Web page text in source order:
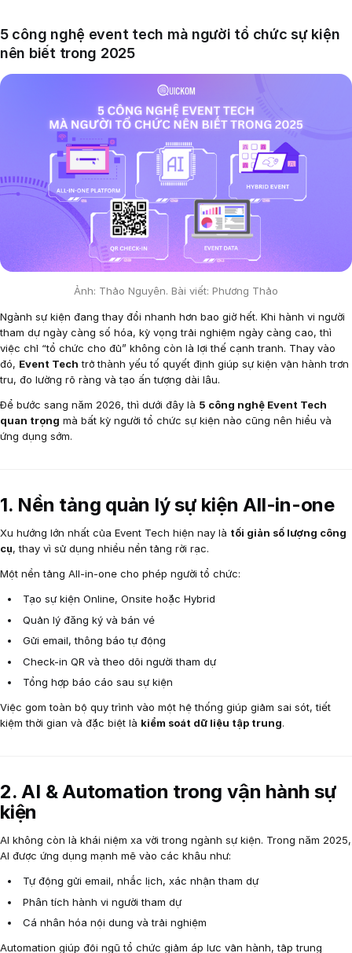
5 công nghệ event tech mà người tổ chức sự kiện
nên biết trong 2025
Ảnh: Thảo Nguyên. Bài viết: Phương Thảo
Ngành sự kiện đang thay đổi nhanh hơn bao giờ hết. Khi hành vi người
tham dự ngày càng số hóa, kỳ vọng trải nghiệm ngày càng cao, thì
việc chỉ “tổ chức cho đủ” không còn là lợi thế cạnh tranh. Thay vào
đó, Event Tech trở thành yếu tố quyết định giúp sự kiện vận hành trơn
tru, đo lường rõ ràng và tạo ấn tượng dài lâu.
Để bước sang năm 2026, thì dưới đây là 5 công nghệ Event Tech
quan trọng mà bất kỳ người tổ chức sự kiện nào cũng nên hiểu và
ứng dụng sớm.
1. Nền tảng quản lý sự kiện All-in-one
Xu hướng lớn nhất của Event Tech hiện nay là tối giản số lượng công
cụ, thay vì sử dụng nhiều nền tảng rời rạc.
Một nền tảng All-in-one cho phép người tổ chức:
Tạo sự kiện Online, Onsite hoặc Hybrid
Quản lý đăng ký và bán vé
Gửi email, thông báo tự động
Check-in QR và theo dõi người tham dự
Tổng hợp báo cáo sau sự kiện
Việc gom toàn bộ quy trình vào một hệ thống giúp giảm sai sót, tiết
kiệm thời gian và đặc biệt là kiểm soát dữ liệu tập trung.
2. AI & Automation trong vận hành sự
kiện
AI không còn là khái niệm xa vời trong ngành sự kiện. Trong năm 2025,
AI được ứng dụng mạnh mẽ vào các khâu như:
Tự động gửi email, nhắc lịch, xác nhận tham dự
Phân tích hành vi người tham dự
Cá nhân hóa nội dung và trải nghiệm
Automation giúp đội ngũ tổ chức giảm áp lực vận hành, tập trung